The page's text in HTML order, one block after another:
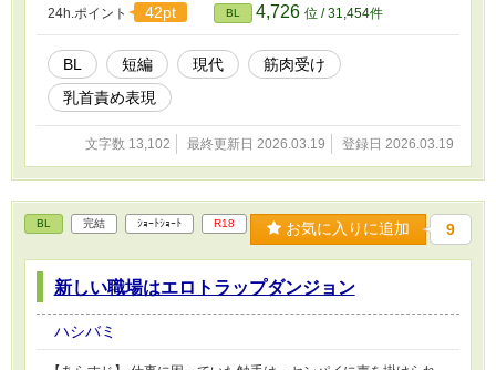
24h.ポイント 42pt BL 4,726 位 / 31,454件
BL 短編 現代
筋肉受け
乳首責め表現
文字数 13,102 最終更新日 2026.03.19 登録日 2026.03.19
BL 完結 ｼｮｰﾄｼｮｰﾄ R18 お気に入りに追加 9
新しい職場はエロトラップダンジョン
ハシバミ